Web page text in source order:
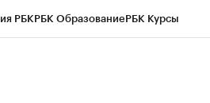
РБКРБК ОбразованиеРБК Курсы